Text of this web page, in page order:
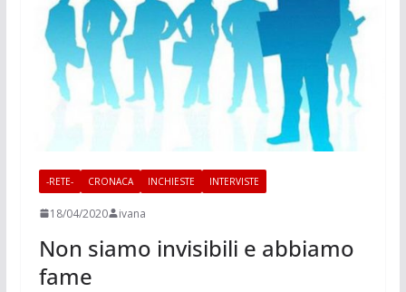
-RETE- CRONACA INCHIESTE INTERVISTE
18/04/2020 ivana
Non siamo invisibili e abbiamo
fame